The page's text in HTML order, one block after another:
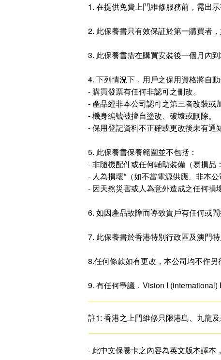
1. 在提供免費上門維修服務前，需出
2. 此保養書只有效保証於第一購買者
3. 此保養書需在購買安裝後一個月內
4. 下列情況下，用戶之保用資格將自動
- 購買發票有任何非認可之刪改。
- 產品經非本公司認可之第三者改裝或
- 機身編號被擅自塗改、破壞或刪除。
- 保用登記資料不正確或更改後未有通
5. 此保養書保養範圍並不包括：
- 非隨機配件或任何輔助裝備（易損品
- 人為損壞*（如不當電源供應、非本
- 因天然災害或人為意外造成之任何損壞
6. 如因產品故障而導致貴戶有任何或
7. 此保養書於香港特別行政區及澳門特
8.任何條款如有更改，本公司均不作另
9. 有任何爭議，Vision I (international)
註1: 香港之上門維修只限港島、九龍
- 此中文保養卡之內容為英文版本譯本